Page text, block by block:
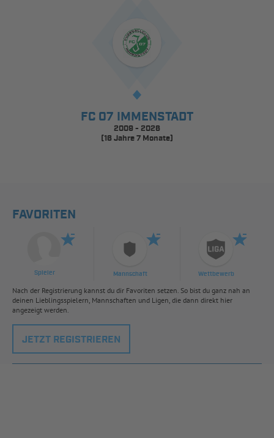
FC 07 IMMENSTADT
2009 - 2026
(16 Jahre 7 Monate)
FAVORITEN
Spieler Mannschaft Wettbewerb
Nach der Registrierung kannst du dir Favoriten setzen. So bist du ganz nah an
deinen Lieblingsspielern, Mannschaften und Ligen, die dann direkt hier
angezeigt werden.
JETZT REGISTRIEREN